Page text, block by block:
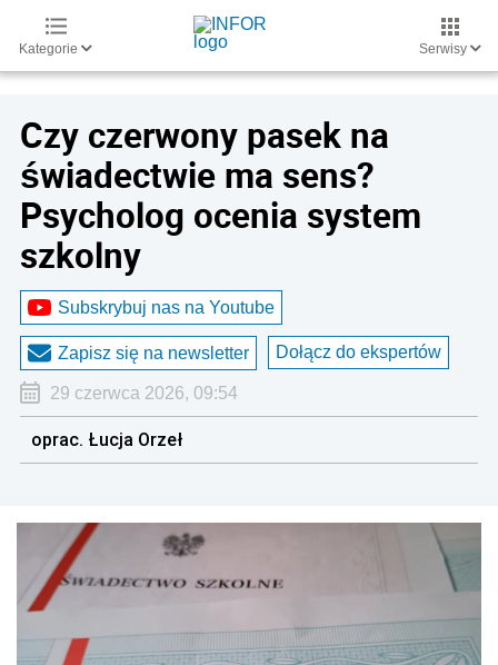
Kategorie Serwisy
Czy czerwony pasek na
świadectwie ma sens?
Psycholog ocenia system
szkolny
Subskrybuj nas na Youtube
Zapisz się na newsletter Dołącz do ekspertów
29 czerwca 2026, 09:54
oprac. Łucja Orzeł